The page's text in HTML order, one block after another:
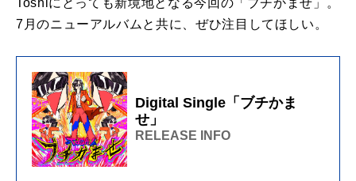
Toshlにとっても新境地となる今回の「ブチかませ」。
7月のニューアルバムと共に、ぜひ注目してほしい。
Digital Single「ブチかま
せ」
RELEASE INFO